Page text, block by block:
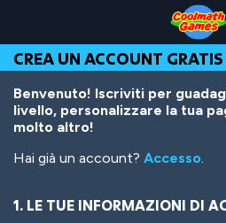
Top
of
Page
Navigation
Main
Content
Footer
contenuto
principale
CREA UN ACCOUNT GRATIS
Benvenuto! Iscriviti per
livello, personalizzare la tua
molto altro!
Hai già un account? Accesso.
1. LE TUE INFORMAZIONI DI